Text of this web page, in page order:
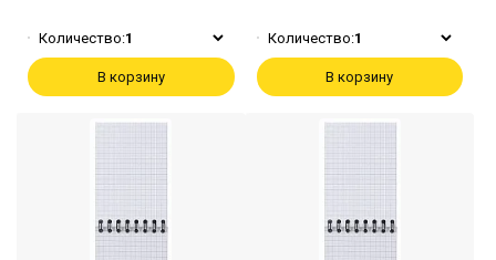
Количество:1
В корзину
Количество:1
В корзину